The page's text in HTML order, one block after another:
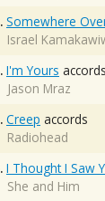
Somewhere
Israel
I'm Yours accords
Jason Mraz
Creep accords
Radiohead
I Thought I Saw
She and Him